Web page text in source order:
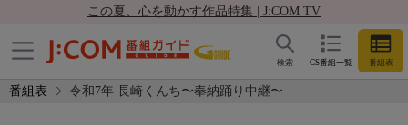
この夏、心を動かす作品特集 | J:COM TV
CS番組一覧 番組表
検索
番組表 令和7年 長崎くんち〜奉納踊り中継〜